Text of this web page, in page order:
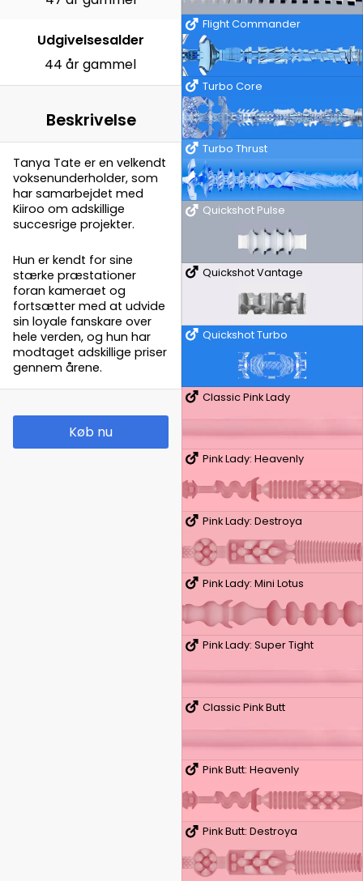
Flight Commander
Turbo Core
Turbo Thrust
Quickshot Pulse
Quickshot Vantage
Quickshot Turbo
Classic Pink Lady
Pink Lady: Heavenly
Pink Lady: Destroya
Pink Lady: Mini Lotus
Pink Lady: Super Tight
Classic Pink Butt
Pink Butt: Heavenly
Pink Butt: Destroya
Udgivelsesalder
44 år gammel
Beskrivelse
Tanya Tate er en velkendt
voksenunderholder, som
har samarbejdet med
Kiiroo om adskillige
succesrige projekter.
Hun er kendt for sine
stærke præstationer
foran kameraet og
fortsætter med at udvide
sin loyale fanskare over
hele verden, og hun har
modtaget adskillige priser
gennem årene.
Køb nu